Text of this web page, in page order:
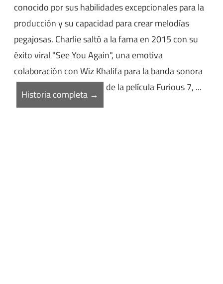
conocido por sus habilidades excepcionales para la
producción y su capacidad para crear melodías
pegajosas. Charlie saltó a la fama en 2015 con su
éxito viral "See You Again", una emotiva
colaboración con Wiz Khalifa para la banda sonora
de la película Furious 7, ...
Historia completa →